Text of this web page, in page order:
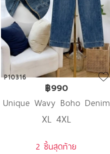
P10316
฿990
Unique Wavy Boho Denim
XL 4XL
2 ชิ้นสุดท้าย